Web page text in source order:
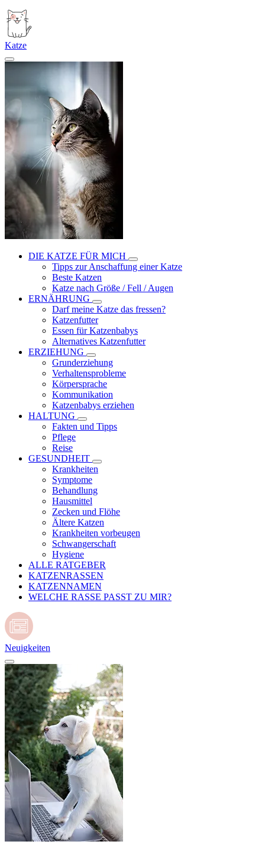
Katze
DIE KATZE FÜR MICH
Tipps zur Anschaffung einer Katze
Beste Katzen
Katze nach Größe / Fell / Augen
ERNÄHRUNG
Darf meine Katze das fressen?
Katzenfutter
Essen für Katzenbabys
Alternatives Katzenfutter
ERZIEHUNG
Grunderziehung
Verhaltensprobleme
Körpersprache
Kommunikation
Katzenbabys erziehen
HALTUNG
Fakten und Tipps
Pflege
Reise
GESUNDHEIT
Krankheiten
Symptome
Behandlung
Hausmittel
Zecken und Flöhe
Ältere Katzen
Krankheiten vorbeugen
Schwangerschaft
Hygiene
ALLE RATGEBER
KATZENRASSEN
KATZENNAMEN
WELCHE RASSE PASST ZU MIR?
Neuigkeiten